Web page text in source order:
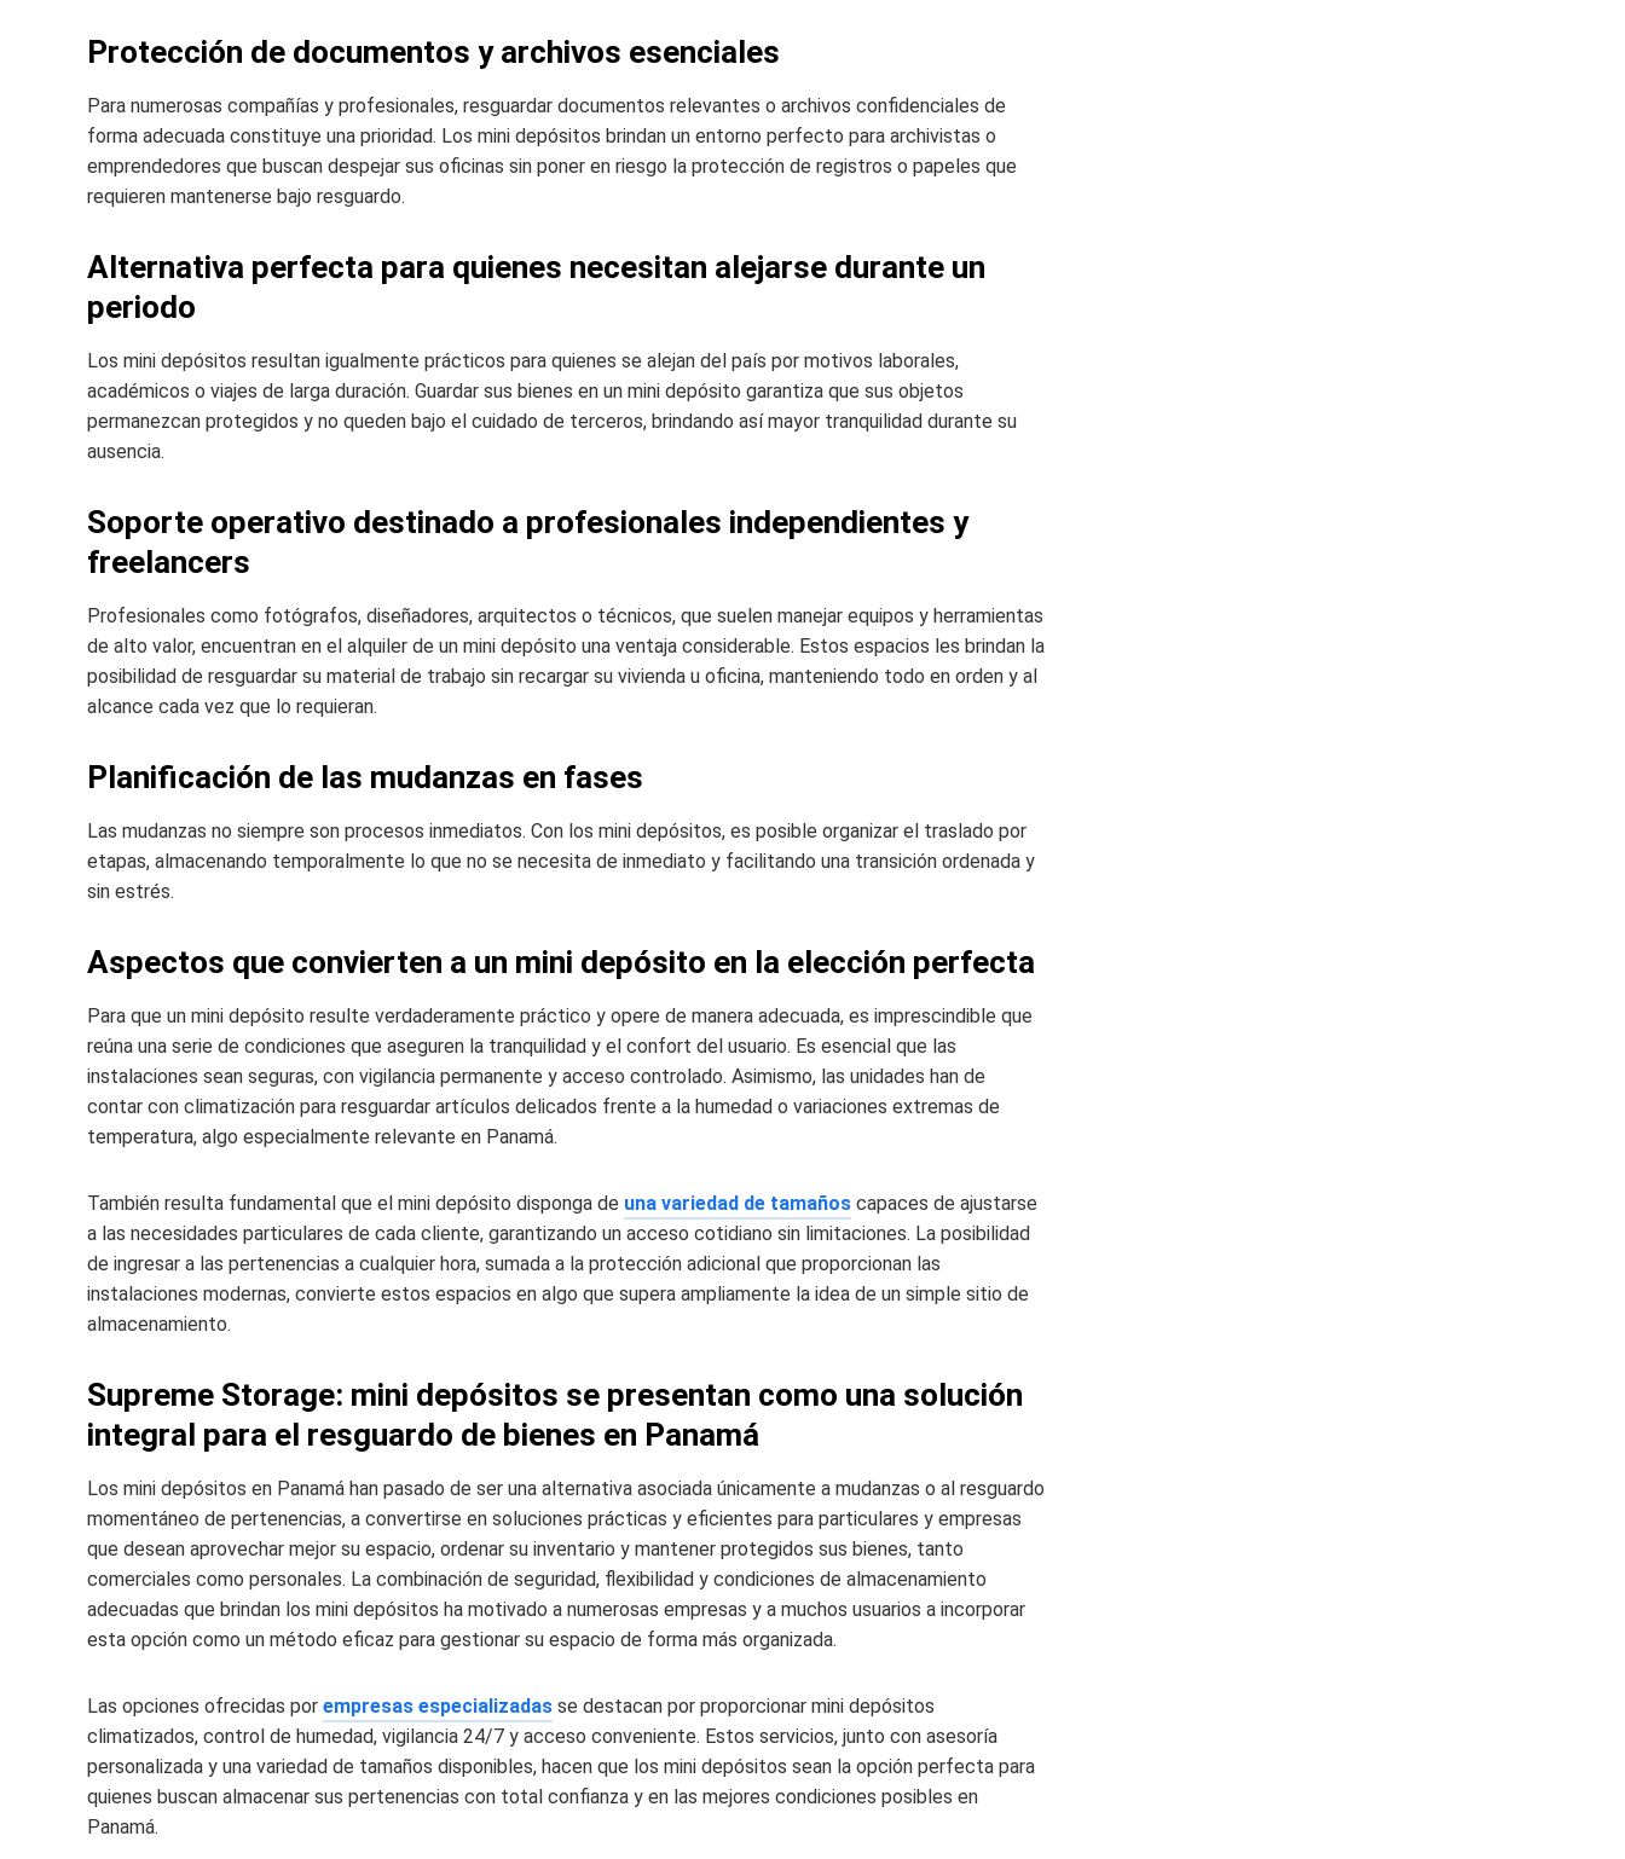
Protección de documentos y archivos esenciales
Para numerosas compañías y profesionales, resguardar documentos relevantes o archivos confidenciales de
forma adecuada constituye una prioridad. Los mini depósitos brindan un entorno perfecto para archivistas o
emprendedores que buscan despejar sus oficinas sin poner en riesgo la protección de registros o papeles que
requieren mantenerse bajo resguardo.
Alternativa perfecta para quienes necesitan alejarse durante un
periodo
Los mini depósitos resultan igualmente prácticos para quienes se alejan del país por motivos laborales,
académicos o viajes de larga duración. Guardar sus bienes en un mini depósito garantiza que sus objetos
permanezcan protegidos y no queden bajo el cuidado de terceros, brindando así mayor tranquilidad durante su
ausencia.
Soporte operativo destinado a profesionales independientes y
freelancers
Profesionales como fotógrafos, diseñadores, arquitectos o técnicos, que suelen manejar equipos y herramientas
de alto valor, encuentran en el alquiler de un mini depósito una ventaja considerable. Estos espacios les brindan la
posibilidad de resguardar su material de trabajo sin recargar su vivienda u oficina, manteniendo todo en orden y al
alcance cada vez que lo requieran.
Planificación de las mudanzas en fases
Las mudanzas no siempre son procesos inmediatos. Con los mini depósitos, es posible organizar el traslado por
etapas, almacenando temporalmente lo que no se necesita de inmediato y facilitando una transición ordenada y
sin estrés.
Aspectos que convierten a un mini depósito en la elección perfecta
Para que un mini depósito resulte verdaderamente práctico y opere de manera adecuada, es imprescindible que
reúna una serie de condiciones que aseguren la tranquilidad y el confort del usuario. Es esencial que las
instalaciones sean seguras, con vigilancia permanente y acceso controlado. Asimismo, las unidades han de
contar con climatización para resguardar artículos delicados frente a la humedad o variaciones extremas de
temperatura, algo especialmente relevante en Panamá.
También resulta fundamental que el mini depósito disponga de una variedad de tamaños capaces de ajustarse
a las necesidades particulares de cada cliente, garantizando un acceso cotidiano sin limitaciones. La posibilidad
de ingresar a las pertenencias a cualquier hora, sumada a la protección adicional que proporcionan las
instalaciones modernas, convierte estos espacios en algo que supera ampliamente la idea de un simple sitio de
almacenamiento.
Supreme Storage: mini depósitos se presentan como una solución
integral para el resguardo de bienes en Panamá
Los mini depósitos en Panamá han pasado de ser una alternativa asociada únicamente a mudanzas o al resguardo
momentáneo de pertenencias, a convertirse en soluciones prácticas y eficientes para particulares y empresas
que desean aprovechar mejor su espacio, ordenar su inventario y mantener protegidos sus bienes, tanto
comerciales como personales. La combinación de seguridad, flexibilidad y condiciones de almacenamiento
adecuadas que brindan los mini depósitos ha motivado a numerosas empresas y a muchos usuarios a incorporar
esta opción como un método eficaz para gestionar su espacio de forma más organizada.
Las opciones ofrecidas por empresas especializadas se destacan por proporcionar mini depósitos
climatizados, control de humedad, vigilancia 24/7 y acceso conveniente. Estos servicios, junto con asesoría
personalizada y una variedad de tamaños disponibles, hacen que los mini depósitos sean la opción perfecta para
quienes buscan almacenar sus pertenencias con total confianza y en las mejores condiciones posibles en
Panamá.